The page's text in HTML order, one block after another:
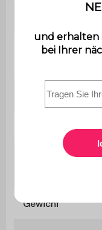
Maximale
Verwendung
Gewicht